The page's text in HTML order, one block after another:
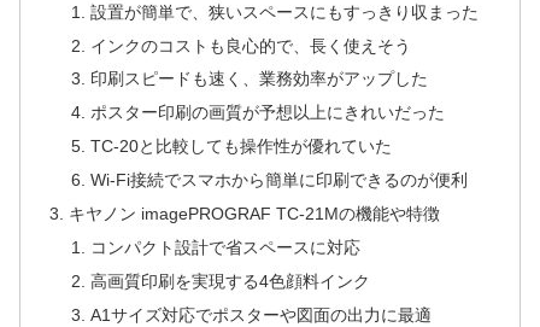
設置が簡単で、狭いスペースにもすっきり収まった
インクのコストも良心的で、長く使えそう
印刷スピードも速く、業務効率がアップした
ポスター印刷の画質が予想以上にきれいだった
TC-20と比較しても操作性が優れていた
Wi-Fi接続でスマホから簡単に印刷できるのが便利
キヤノン imagePROGRAF TC-21Mの機能や特徴
コンパクト設計で省スペースに対応
高画質印刷を実現する4色顔料インク
A1サイズ対応でポスターや図面の出力に最適